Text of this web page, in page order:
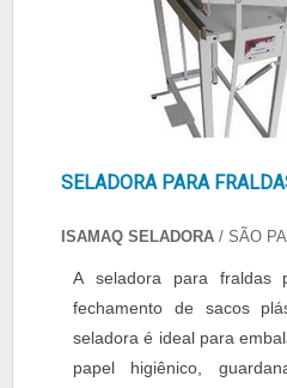
SELADORA PARA
ISAMAQ SELADORA / SÃO
A seladora para fraldas
fechamento de sacos
seladora é ideal para
papel higiênico,